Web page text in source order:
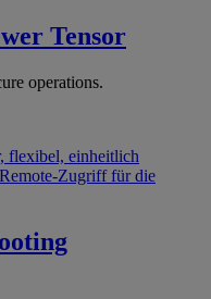
Tensor
operations.
flexibel, einheitlich
Remote-Zugriff für die